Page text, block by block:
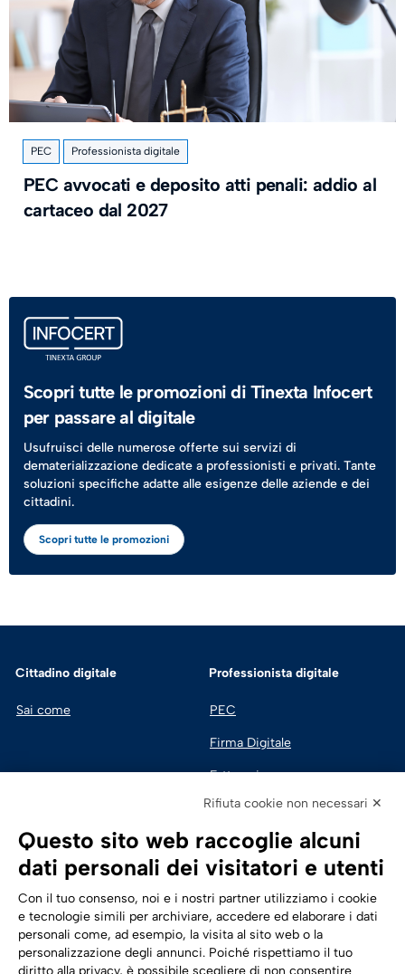
PEC Professionista digitale
PEC avvocati e deposito atti penali: addio al
cartaceo dal 2027
Scopri tutte le promozioni di Tinexta Infocert
per passare al digitale
Usufruisci delle numerose offerte sui servizi di
dematerializzazione dedicate a professionisti e privati. Tante
soluzioni specifiche adatte alle esigenze delle aziende e dei
cittadini.
Scopri tutte le promozioni
Cittadino digitale
Sai come
Professionista digitale
PEC
Firma Digitale
Fatturazione
Sicurezza Digitale
Cloud
Trasformazione digitale Seguici su:
Rifiuta cookie non necessari ✕
Questo sito web raccoglie alcuni
dati personali dei visitatori e utenti
Con il tuo consenso, noi e i nostri partner utilizziamo i cookie
e tecnologie simili per archiviare, accedere ed elaborare i dati
personali come, ad esempio, la visita al sito web o la
personalizzazione degli annunci. Poiché rispettiamo il tuo
diritto alla privacy, è possibile scegliere di non consentire